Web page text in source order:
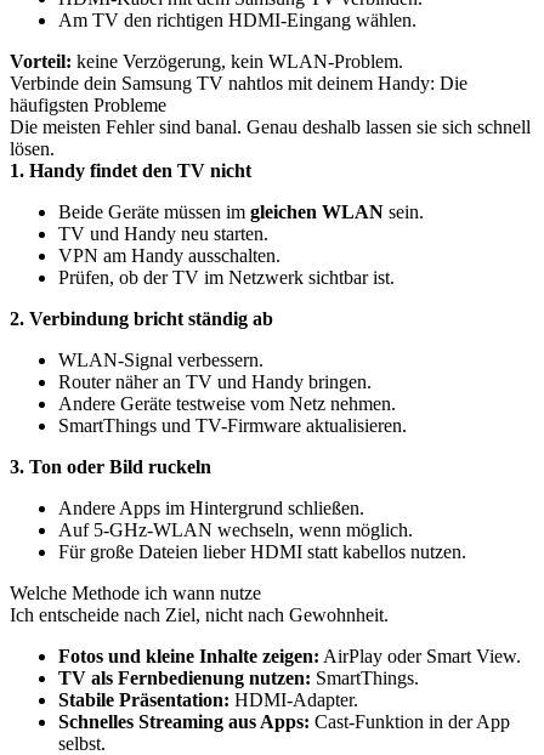
Am TV den richtigen HDMI-Eingang wählen.
Vorteil: keine Verzögerung, kein WLAN-Problem.
Verbinde dein Samsung TV nahtlos mit deinem Handy: Die
häufigsten Probleme
Die meisten Fehler sind banal. Genau deshalb lassen sie sich schnell
lösen.
1. Handy findet den TV nicht
Beide Geräte müssen im gleichen WLAN sein.
TV und Handy neu starten.
VPN am Handy ausschalten.
Prüfen, ob der TV im Netzwerk sichtbar ist.
2. Verbindung bricht ständig ab
WLAN-Signal verbessern.
Router näher an TV und Handy bringen.
Andere Geräte testweise vom Netz nehmen.
SmartThings und TV-Firmware aktualisieren.
3. Ton oder Bild ruckeln
Andere Apps im Hintergrund schließen.
Auf 5-GHz-WLAN wechseln, wenn möglich.
Für große Dateien lieber HDMI statt kabellos nutzen.
Welche Methode ich wann nutze
Ich entscheide nach Ziel, nicht nach Gewohnheit.
Fotos und kleine Inhalte zeigen: AirPlay oder Smart View.
TV als Fernbedienung nutzen: SmartThings.
Stabile Präsentation: HDMI-Adapter.
Schnelles Streaming aus Apps: Cast-Funktion in der App
selbst.